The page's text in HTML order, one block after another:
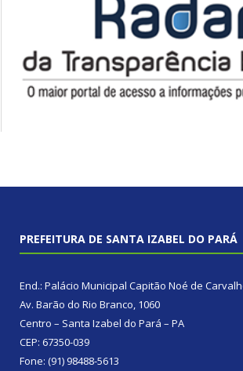
PREFEITURA DE SANTA IZABEL DO PARÁ
End.: Palácio Municipal Capitão Noé de
Av. Barão do Rio Branco, 1060
Centro – Santa Izabel do Pará – PA
CEP: 67350-039
Fone: (91) 98488-5613